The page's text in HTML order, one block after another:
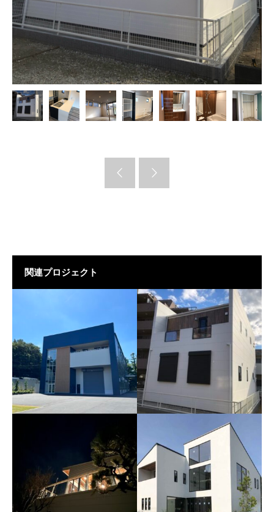
関連プロジェクト
三喜工業様葛原工場 建売